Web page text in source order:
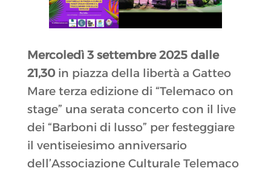
Mercoledì 3 settembre 2025 dalle
21,30in piazza della libertà a Gatteo
Mare terza edizione di “Telemaco on
stage” una serata concerto con il live
dei “Barboni di lusso” per festeggiare
il ventiseiesimo anniversario
dell’Associazione Culturale Telemaco